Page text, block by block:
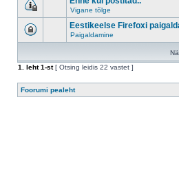
Vigane tõlge
Eestikeelse Firefoxi
Paigaldamine
1
. leht1-st[ Otsing leidis 22 vastet ]
Foorumi pealeht